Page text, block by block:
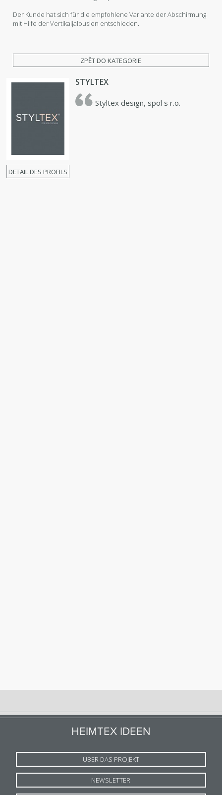
Der Kunde hat sich für die empfohlene Variante der Abschirmung
mit Hilfe der Vertikaljalousien entschieden.
ZPĚT DO KATEGORIE
DETAIL DES PROFILS
STYLTEX
Styltex design, spol s r.o.
HEIMTEX IDEEN
ÜBER DAS PROJEKT
NEWSLETTER